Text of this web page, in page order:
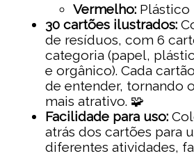
Vermelho: Plástico
30 cartões ilustrados:
de resíduos, com 6
categoria (papel,
e orgânico). Cada
de entender, tornando
mais atrativo. 🧩
Facilidade para uso:
atrás dos cartões para
diferentes atividades,